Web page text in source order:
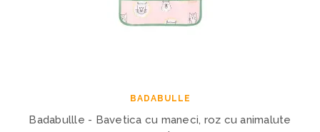
BADABULLE
Badabullle - Bavetica cu maneci, roz cu animalute